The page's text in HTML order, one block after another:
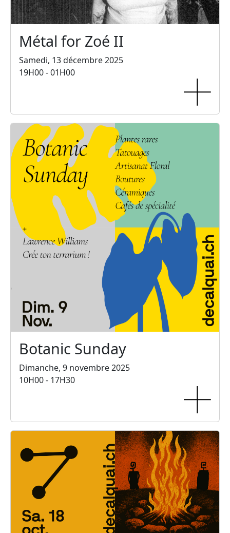
Métal for Zoé II
Samedi, 13 décembre 2025
19H00 - 01H00
Botanic Sunday
Dimanche, 9 novembre 2025
10H00 - 17H30